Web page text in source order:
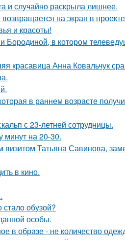
и случайно раскрыла лишнее.
на экран в
и красоты!
в котором
красавица Анна Ковальчук
в раннем возрасте
с 23-летней сотрудницы.
на 20-30.
Татьяна Савинова,
в кино.
обузой?
особы.
в образе - не количество